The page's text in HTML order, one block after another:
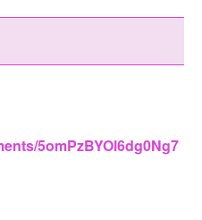
5omPzBYOl6dg0Ng7